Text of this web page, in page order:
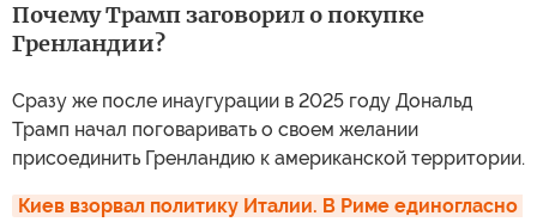
Почему Трамп заговорил о покупке
Гренландии?
Сразу же после инаугурации в 2025 году Дональд
Трамп начал поговаривать о своем желании
присоединить Гренландию к американской территории.
Киев взорвал политику Италии. В Риме единогласно